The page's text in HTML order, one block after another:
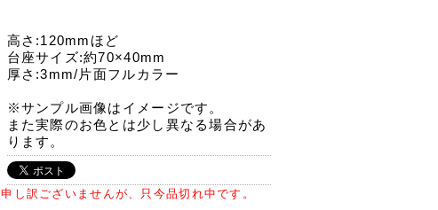
高さ:120mmほど
台座サイズ:約70×40mm
厚さ:3mm/片面フルカラー
※サンプル画像はイメージです。
また実際のお色とは少し異なる場合があ
ります。
申し訳ございませんが、只今品切れ中です。